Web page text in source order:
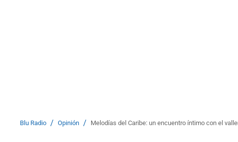
Blu Radio / Opinión / Melodías del Caribe: un encuentro íntimo con el